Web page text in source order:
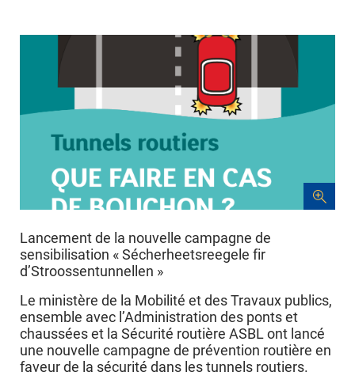
Lancement de la nouvelle campagne de
sensibilisation « Sécherheetsreegele fir
d’Stroossentunnellen »
Le ministère de la Mobilité et des Travaux publics,
ensemble avec l’Administration des ponts et
chaussées et la Sécurité routière ASBL ont lancé
une nouvelle campagne de prévention routière en
faveur de la sécurité dans les tunnels routiers.